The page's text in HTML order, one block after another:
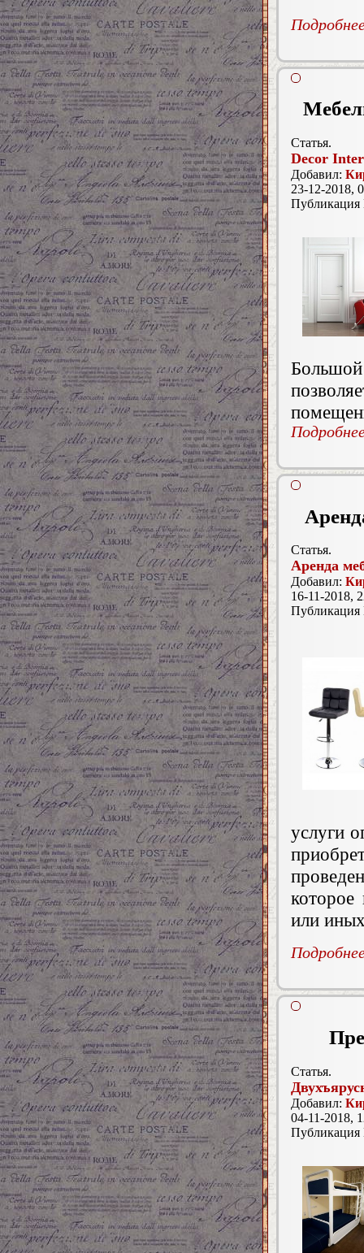
Статья.
Decor
Добавил:
23-12-2018,
Статья.
Аренда
Добавил:
16-11-2018,
услуги
или
Статья.
Добавил:
04-11-2018,